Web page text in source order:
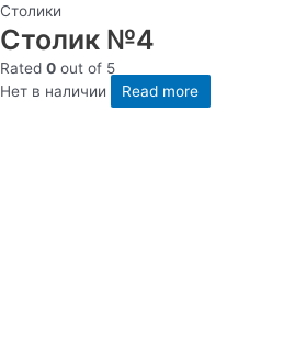
Столики
Столик №4
Rated 0 out of 5
Нет в наличии
Read more